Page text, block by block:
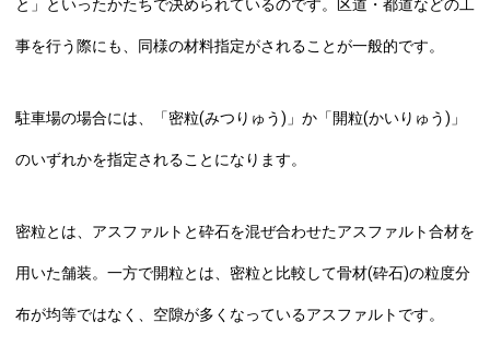
と」といったかたちで決められているのです。区道・都道などの工
事を行う際にも、同様の材料指定がされることが一般的です。
駐車場の場合には、「密粒(みつりゅう)」か「開粒(かいりゅう)」
のいずれかを指定されることになります。
密粒とは、アスファルトと砕石を混ぜ合わせたアスファルト合材を
用いた舗装。一方で開粒とは、密粒と比較して骨材(砕石)の粒度分
布が均等ではなく、空隙が多くなっているアスファルトです。